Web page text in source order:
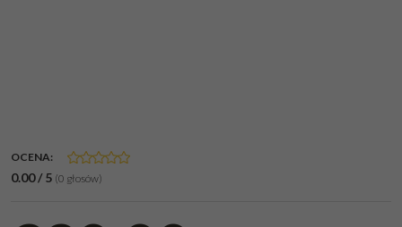
OCENA:
0.00/5 (0 głosów)